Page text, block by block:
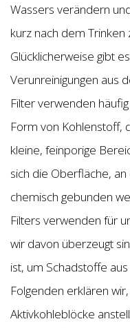
Wassers verändern
kurz nach dem Trinken
Glücklicherweise gibt
Verunreinigungen aus
Filter verwenden
Form von Kohlenstoff,
kleine, feinporige
sich die Oberfläche,
chemisch gebunden
Filters verwenden für
wir davon überzeugt
ist, um Schadstoffe
Folgenden erklären
Aktivkohleblöcke